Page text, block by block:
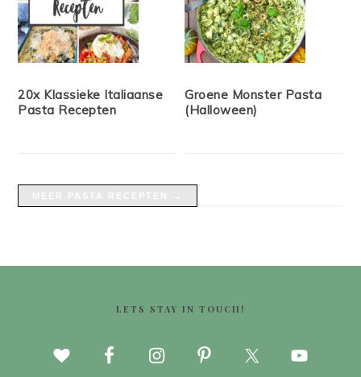
20x Klassieke Italiaanse
Pasta Recepten
Groene Monster Pasta
(Halloween)
LETS STAY IN TOUCH!